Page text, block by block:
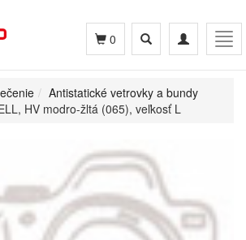
Toggle
navigation
Toggle
search
0
Antistatické vetrovky a bundy
HV modro-žltá (065), veľkosť L